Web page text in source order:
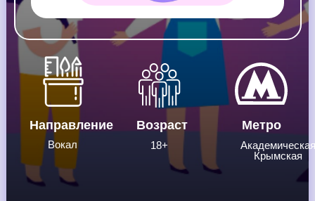
Направление
Вокал
Возраст
18+
Метро
Академическая
Крымская